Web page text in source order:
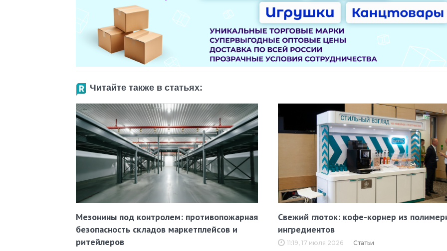
Читайте также в статьях:
Мезонины под контролем: противопожарная
безопасность складов маркетплейсов и
ритейлеров
Свежий глоток: кофе-корнер из
ингредиентов
11:19, 17 июля 2026 Статьи